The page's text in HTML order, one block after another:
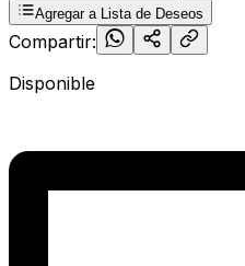
Agregar a Lista de Deseos
Compartir:
Disponible